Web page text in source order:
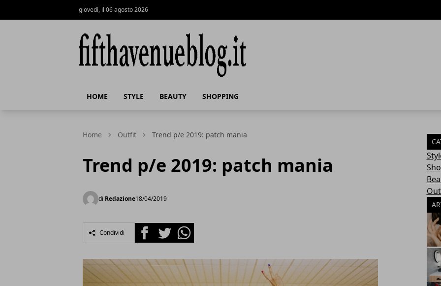
giovedì, il 06 agosto 2026
HOME STYLE BEAUTY SHOPPING
Home Outfit Trend p/e 2019: patch mania
Trend p/e 2019: patch mania
di Redazione18/04/2019
Condividi FacebookTwitterWhatsapp